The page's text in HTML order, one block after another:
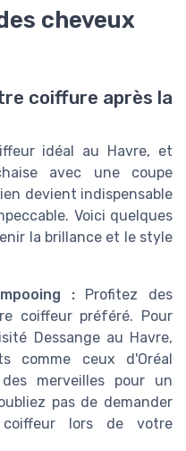
cheveux
coiffure après la
idéal au Havre, et
avec une coupe
devient indispensable
Voici quelques
la brillance et le style
:Profitez des
coiffeur préféré. Pour
Dessange au Havre,
comme ceux d'Oréal
merveilles pour un
pas de demander
lors de votre